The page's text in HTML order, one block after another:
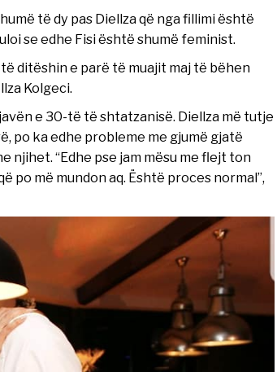
të dy pas Diellza që nga fillimi është
se edhe Fisi është shumë feminist.
ditëshin e parë të muajit maj të bëhen
Kolgeci.
e 30-të të shtatzanisë. Diellza më tutje
po ka edhe probleme me gjumë gjatë
njihet. “Edhe pse jam mësu me flejt ton
po më mundon aq. Është proces normal”,